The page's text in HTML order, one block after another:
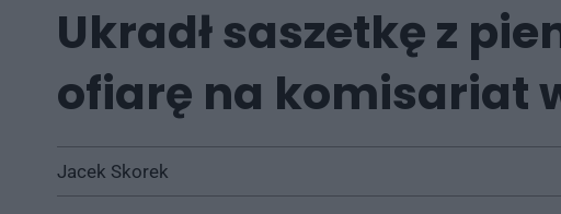
Ukradł saszetkę z
ofiarę na komisariat
Jacek Skorek